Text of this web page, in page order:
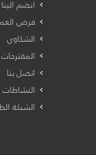
انضم الينا
فرص
الشكاوي
المقترحات
اتصل بنا
النشاطات
الشبكة